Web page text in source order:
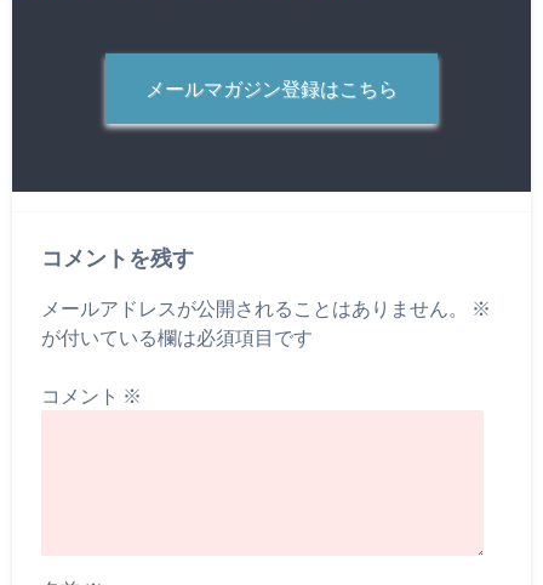
メールマガジン登録はこちら
コメントを残す
メールアドレスが公開されることはありません。
※
が付いている欄は必須項目です
コメント ※